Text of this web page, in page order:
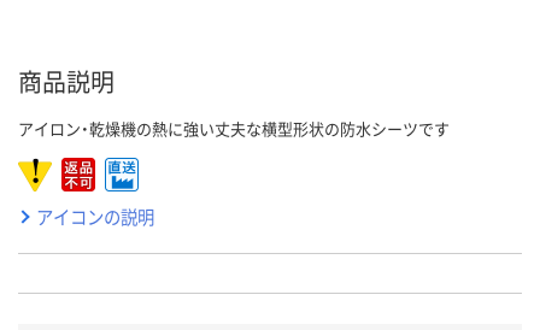
商品説明
アイロン・乾燥機の熱に強い丈夫な横型形状の防水シーツです
アイコンの説明